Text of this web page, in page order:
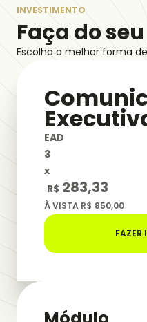
INVESTIMENTO
Faça do
Escolha a melhor forma
EAD
3
x
R$ 283,33
À VISTA R$ 850,00
FAZER